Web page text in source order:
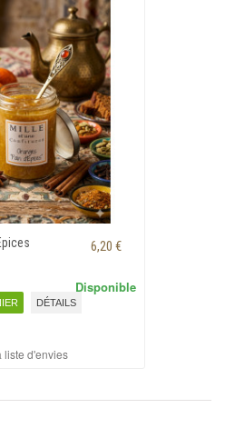
6,20 €
DÉTAILS
Disponible
liste d'envies